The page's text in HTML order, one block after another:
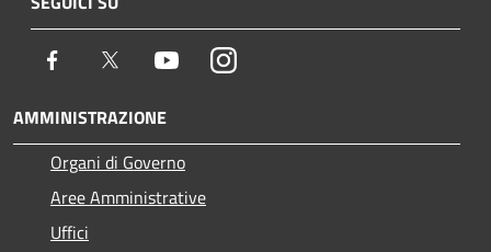
Facebook Twitter YoutubeInstagram
AMMINISTRAZIONE
Organi di Governo
Aree Amministrative
Uffici